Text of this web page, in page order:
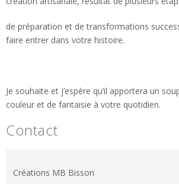
de préparation et de transformations
faire entrer dans votre histoire.
Je souhaite et j’espère qu’il apportera un
couleur et de fantaisie à votre quotidien.
Contact
Créations MB Bisson